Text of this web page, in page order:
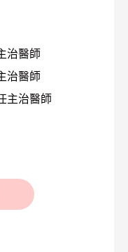
治醫師
治醫師
主治醫師